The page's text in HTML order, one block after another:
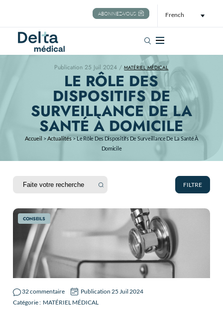
ABONNEZ-VOUS French
Rechercher
Publication 25 Juil 2024 /MATÉRIEL MÉDICAL
LE RÔLE DES
DISPOSITIFS DE
SURVEILLANCE DE LA
SANTÉ À DOMICILE
Accueil >Actualités>Le Rôle Des Dispositifs De Surveillance De La Santé À
Domicile
FILTRE
CONSEILS
32 commentaire
Publication 25 Juil 2024
Catégorie : MATÉRIEL MÉDICAL